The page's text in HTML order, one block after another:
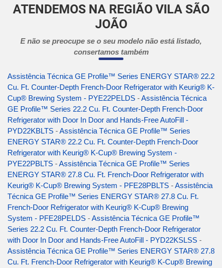
ATENDEMOS NA REGIÃO VILA SÃO
JOÃO
E não se preocupe se o seu modelo não está listado,
consertamos também
Assistência Técnica GE Profile™ Series ENERGY STAR® 22.2
Cu. Ft. Counter-Depth French-Door Refrigerator with Keurig® K-
Cup® Brewing System - PYE22PELDS -Assistência Técnica
GE Profile™ Series 22.2 Cu. Ft. Counter-Depth French-Door
Refrigerator with Door In Door and Hands-Free AutoFill -
PYD22KBLTS -Assistência Técnica GE Profile™ Series
ENERGY STAR® 22.2 Cu. Ft. Counter-Depth French-Door
Refrigerator with Keurig® K-Cup® Brewing System -
PYE22PBLTS -Assistência Técnica GE Profile™ Series
ENERGY STAR® 27.8 Cu. Ft. French-Door Refrigerator with
Keurig® K-Cup® Brewing System - PFE28PBLTS -Assistência
Técnica GE Profile™ Series ENERGY STAR® 27.8 Cu. Ft.
French-Door Refrigerator with Keurig® K-Cup® Brewing
System - PFE28PELDS -Assistência Técnica GE Profile™
Series 22.2 Cu. Ft. Counter-Depth French-Door Refrigerator
with Door In Door and Hands-Free AutoFill - PYD22KSLSS -
Assistência Técnica GE Profile™ Series ENERGY STAR® 27.8
Cu. Ft. French-Door Refrigerator with Keurig® K-Cup® Brewing